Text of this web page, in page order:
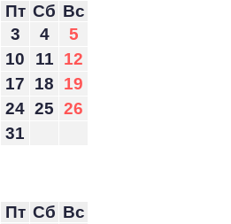
Пт Сб Вс
3 4
5
10 11
12
17 18
19
24 25 26
31
Пт Сб Вс